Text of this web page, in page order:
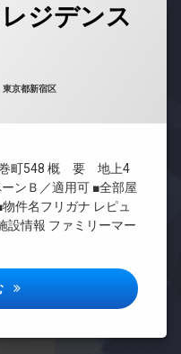
ジデンス
カテゴリー:
東京都新宿区
町548 概 要 地上4
ンＢ／適用可 ■全部屋
件名フリガナ レピュ
設情報 ファミリーマー
レピュア早稲田レジデンス詳